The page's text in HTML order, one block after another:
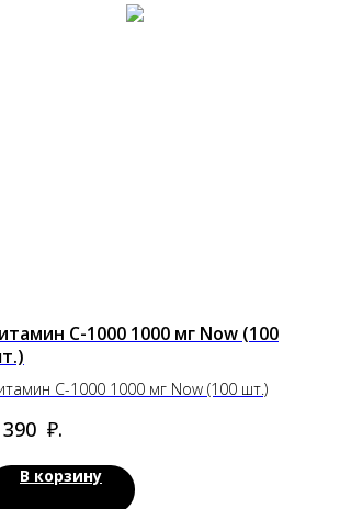
C-1000 1000 мг Now (100
C-1000 1000 мг Now (100 шт.)
₽.
В корзину